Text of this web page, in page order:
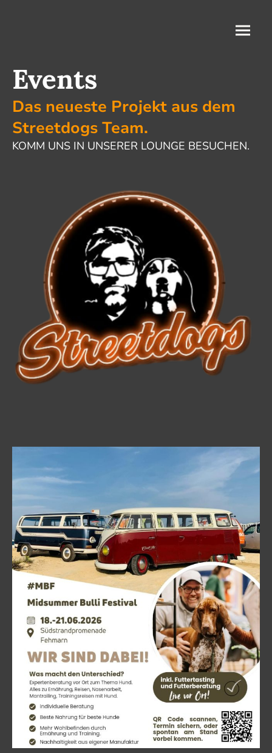
Events
Das neueste Projekt aus dem
Streetdogs Team.
KOMM UNS IN UNSERER LOUNGE BESUCHEN.